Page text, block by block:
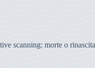
scanning: morte o